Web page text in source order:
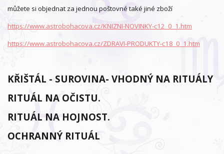
můžete si objednat za jednou poštovné také jiné zboží
https://www.astrobohacova.cz/KNIZNI-NOVINKY-c12_0_1.htm
https://www.astrobohacova.cz/ZDRAVI-PRODUKTY-c18_0_1.htm
KŘIŠTÁL - SUROVINA- VHODNÝ NA RITUÁLY
RITUÁL NA OČISTU.
RITUÁL NA HOJNOST.
OCHRANNÝ RITUÁL